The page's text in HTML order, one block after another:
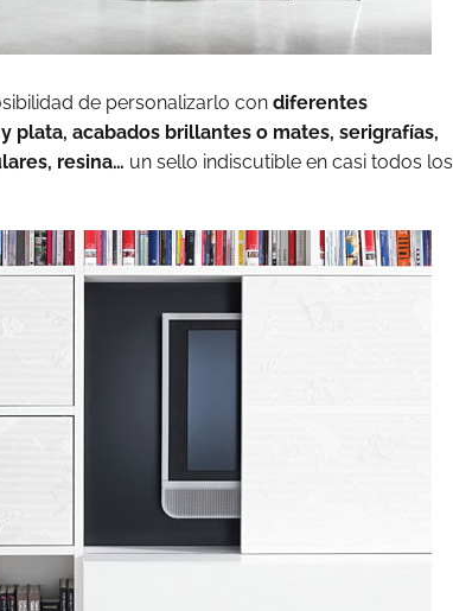
de personalizarlo con diferentes
plata, acabados brillantes o mates, serigrafías,
resina… un sello indiscutible en casi todos los